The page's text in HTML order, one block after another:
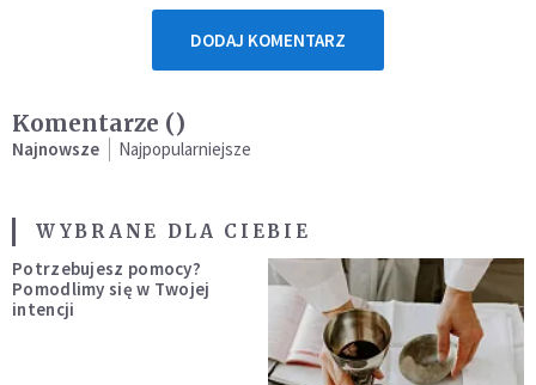
DODAJ KOMENTARZ
Komentarze ()
Najnowsze Najpopularniejsze
WYBRANE DLA CIEBIE
Potrzebujesz pomocy?
Pomodlimy się w Twojej
intencji